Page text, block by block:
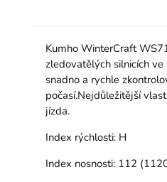
Kumho WinterCraft
zledovatělých silnicích
snadno a rychle
počasí.Nejdůležitější
jízda.
Index rýchlosti:H
Index nosnosti:112